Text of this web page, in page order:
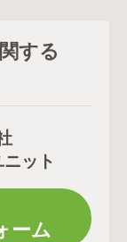
する
ット
ーム